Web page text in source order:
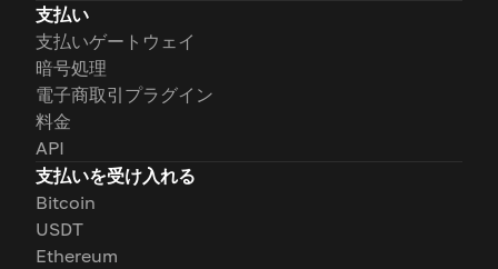
支払い
支払いゲートウェイ
暗号処理
電子商取引プラグイン
料金
API
支払いを受け入れる
Bitcoin
USDT
Ethereum